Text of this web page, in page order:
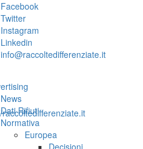
Facebook
Twitter
Instagram
Linkedin
info@raccoltedifferenziate.it
News
Dati Rifiuti
Normativa
Europea
Decisioni